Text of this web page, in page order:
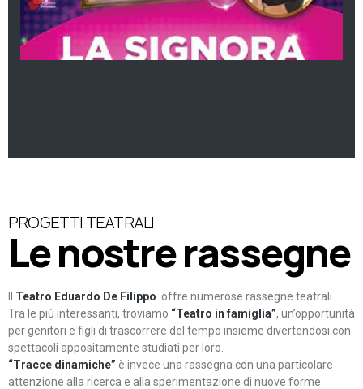
PROGETTI TEATRALI
Le nostre rassegne
Teatro Eduardo De Filippo offre numerose rassegne teatrali.
Tra le più interessanti, troviamo “Teatro in famiglia”, un’opportunità
per genitori e figli di trascorrere del tempo insieme divertendosi con
spettacoli appositamente studiati per loro.
“Tracce dinamiche” è invece una rassegna con una particolare
attenzione alla ricerca e alla sperimentazione di nuove forme